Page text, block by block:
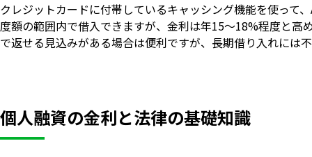
クレジットカードに付帯しているキャッシング機能を使って
度額の範囲内で借入できますが、金利は年15〜18%程度と高
で返せる見込みがある場合は便利ですが、長期借り入れには
個人融資の金利と法律の基礎知識